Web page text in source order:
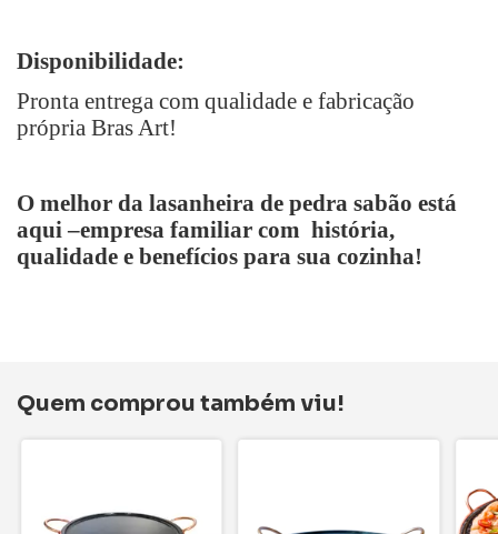
Disponibilidade:
Pronta entrega com qualidade e fabricação
própria Bras Art!
O melhor da lasanheira de pedra sabão está
aqui –empresa familiar com história,
qualidade e benefícios para sua cozinha!
Quem comprou também viu!